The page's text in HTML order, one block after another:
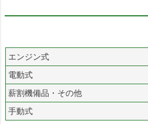
エンジン式
電動式
薪割機備品・その他
手動式